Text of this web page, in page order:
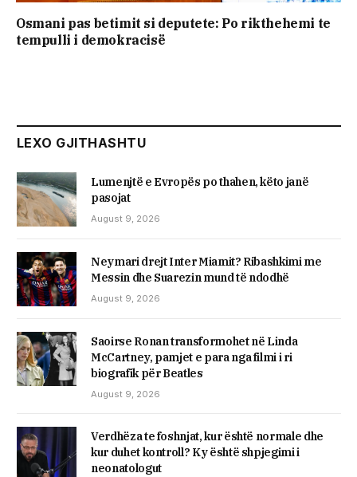
Osmani pas betimit si deputete: Po rikthehemi te
tempulli i demokracisë
LEXO GJITHASHTU
Lumenjtë e Evropës po thahen, këto janë
pasojat
August 9, 2026
Neymari drejt Inter Miamit? Ribashkimi me
Messin dhe Suarezin mund të ndodhë
August 9, 2026
Saoirse Ronan transformohet në Linda
McCartney, pamjet e para nga filmi i ri
biografik për Beatles
August 9, 2026
Verdhëza te foshnjat, kur është normale dhe
kur duhet kontroll? Ky është shpjegimi i
neonatologut